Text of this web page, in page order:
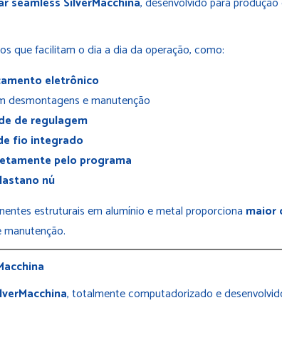
que facilitam o dia a dia da operação, como:
eletrônico
desmontagens e manutenção
de regulagem
fio integrado
pelo programa
nú
estruturais em alumínio e metal proporciona maior
, totalmente computadorizado e